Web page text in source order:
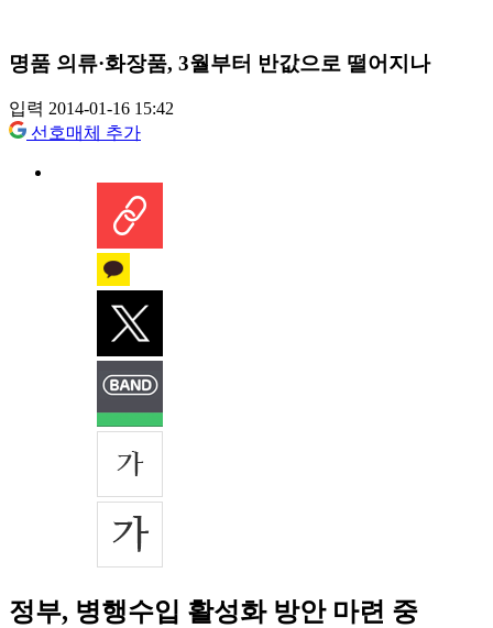
명품 의류·화장품, 3월부터 반값으로 떨어지나
입력 2014-01-16 15:42
선호매체 추가
정부, 병행수입 활성화 방안 마련 중